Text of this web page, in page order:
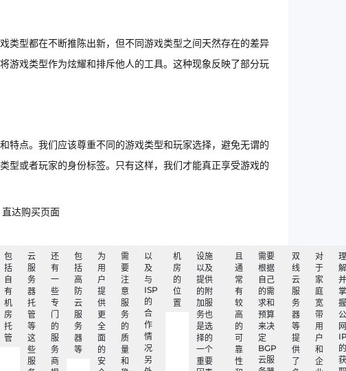
类型都在不断推陈出新，但不同游戏类型之间天然存在的差异
游戏类型作为炫耀和排斥他人的工具。这种现象反映了部分玩
特点。我们应该尊重不同的游戏类型和玩家选择，避免无谓的
型或者玩家的身份标签。只有这样，我们才能真正享受游戏的
达购买页面
包
括
自
有
机
房
托
管
云
服
务
器
托
管
等
这
些
服
还
有
一
些
专
门
的
服
务
商
包
括
高
防
云
服
务
器
等
为
用
户
提
供
更
全
面
的
安
需
要
注
意
服
务
的
质
量
和
以
及
与
ISP
的
合
作
情
况
另
机
房
的
位
置
设施
以及
提供
的附
加服
务也
是选
择的
一个
重要
且
通
常
有
较
高
的
可
靠
性
需要
根据
自己
的需
求和
预算
来决
定
BGP
云服
双
线
云
服
务
器
等
提
供
了
对
于
家
庭
宽
带
用
户
和
企
理
解
并
掌
握
公
网
IP
的
获